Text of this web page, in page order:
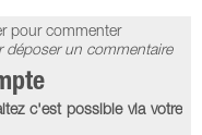
pour commenter
déposer un commentaire
c'est possible via votre